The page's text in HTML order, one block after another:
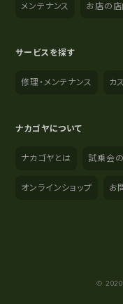
メンテナンス お店の
サービスを探す
修理・メンテナンス カ
ナカゴヤについて
ナカゴヤとは 試乗会
オンラインショップ お
© 2020